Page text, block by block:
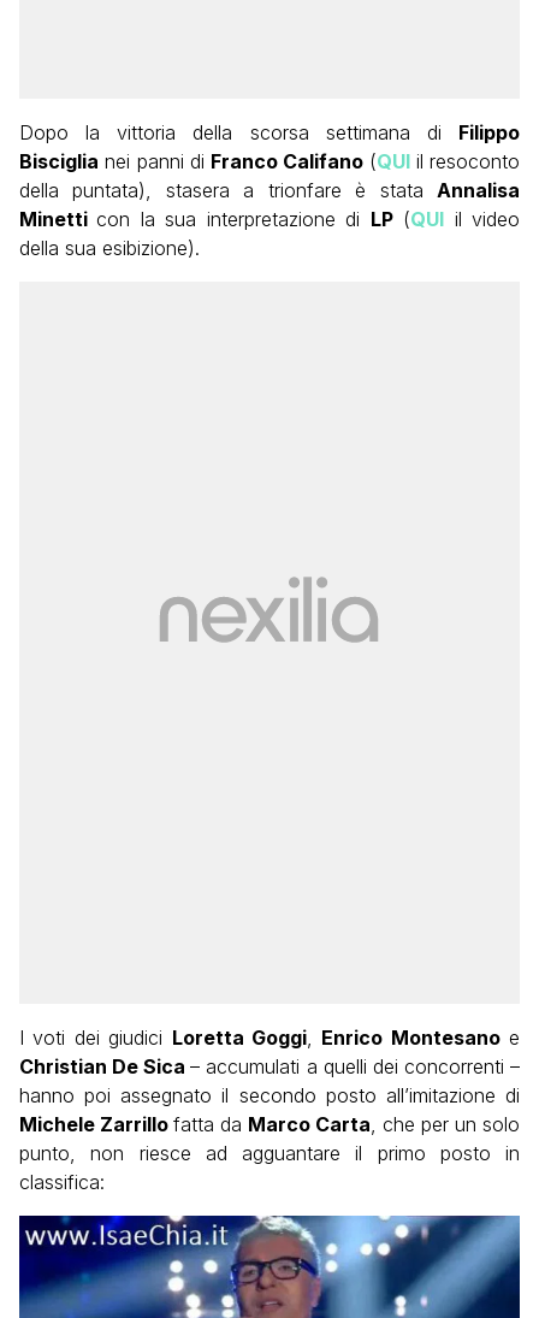
Dopo la vittoria della scorsa settimana di Filippo
Bisciglia nei panni di Franco Califano (QUI il resoconto
della puntata), stasera a trionfare è stata Annalisa
Minetticon la sua interpretazione di LP(QUI il video
della sua esibizione).
I voti dei giudici Loretta Goggi, Enrico Montesanoe
Christian De Sica– accumulati a quelli dei concorrenti –
hanno poi assegnato il secondo posto all’imitazione di
Michele Zarrillo fatta da Marco Carta, che per un solo
punto, non riesce ad agguantare il primo posto in
classifica: